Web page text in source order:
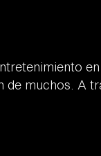
en
muchos. A